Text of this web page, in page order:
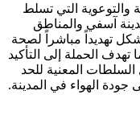
والتوعوية التي تسلط
آسفي والمناطق
تهديداً مباشراً لصحة
الحملة إلى التأكيد
المعنية للحد
جودة الهواء في المدينة.